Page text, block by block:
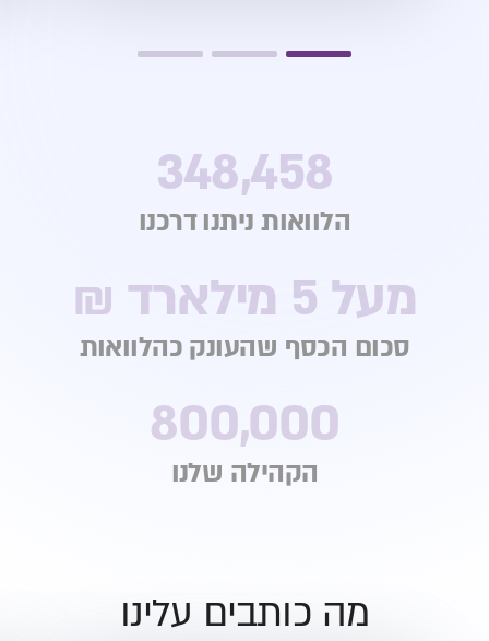
348,458
הלוואות ניתנו דרכנו
מעל 5 מילארד ₪
סכום הכסף שהעונק כהלוואות
800,000
הקהילה שלנו
מה כותבים עלינו